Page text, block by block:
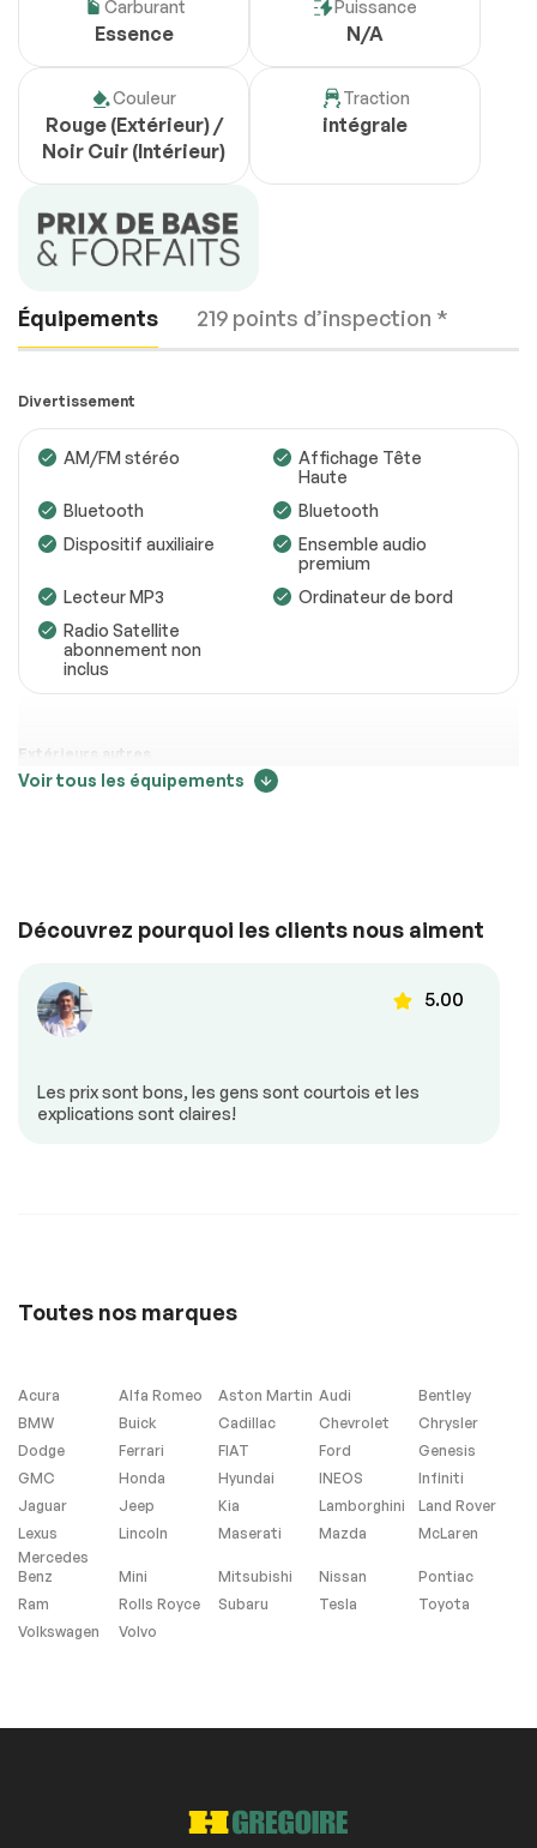
Carburant
Essence
Puissance
N/A
Couleur
Rouge (Extérieur) /
Noir Cuir (Intérieur)
Traction
intégrale
Équipements 219 points d’inspection *
Moteur
Transmission Conforme
Système électrique Conforme
Accessoires
Éclairage Conforme
Freins
*Exemple d’un rapport d’inspection uniquement.
Divertissement
AM/FM stéréo
Affichage Tête
Haute
Bluetooth
Bluetooth
Dispositif auxiliaire
Ensemble audio
premium
Lecteur MP3
Ordinateur de bord
Radio Satellite
abonnement non
inclus
Extérieurs autres
Climatisation
automatique
Demarrage sans clé
Mirroirs chauffants
Mirroirs à
Sonar de
Volant ajustable Volant en cuir
Sécurité
Antipatinage Freins ABS
Détecteur de pluie
Voir tous les équipements
Découvrez pourquoi les clients nous aiment
5.00
Les prix sont bons, les gens sont courtois et les
explications sont claires!
Toutes nos marques
Acura Alfa Romeo Aston Martin Audi
Bentley
BMW
Buick Cadillac Chevrolet
Chrysler
Dodge
Ferrari FIAT Ford
Genesis
GMC
Honda Hyundai INEOS
Infiniti
Jaguar
Jeep Kia Lamborghini
Land Rover
Lexus
Lincoln Maserati Mazda
McLaren
Mercedes
Benz
Mini Mitsubishi Nissan
Pontiac
Ram
Rolls Royce Subaru Tesla
Toyota
Volkswagen
Volvo